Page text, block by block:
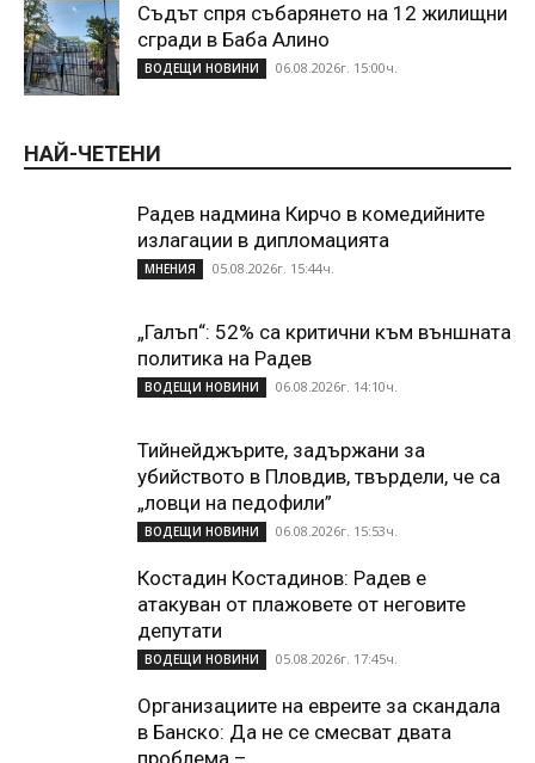
Съдът спря събарянето на 12 жилищни
сгради в Баба Алино
ВОДЕЩИ НОВИНИ 06.08.2026г. 15:00ч.
НАЙ-ЧЕТЕНИ
Радев надмина Кирчо в комедийните
излагации в дипломацията
МНЕНИЯ 05.08.2026г. 15:44ч.
„Галъп“: 52% са критични към външната
политика на Радев
ВОДЕЩИ НОВИНИ 06.08.2026г. 14:10ч.
Тийнейджърите, задържани за
убийството в Пловдив, твърдели, че са
„ловци на педофили”
ВОДЕЩИ НОВИНИ 06.08.2026г. 15:53ч.
Костадин Костадинов: Радев е
атакуван от плажoвете от неговите
депутати
ВОДЕЩИ НОВИНИ 05.08.2026г. 17:45ч.
Организациите на евреите за скандала
в Банско: Да не се смесват двата